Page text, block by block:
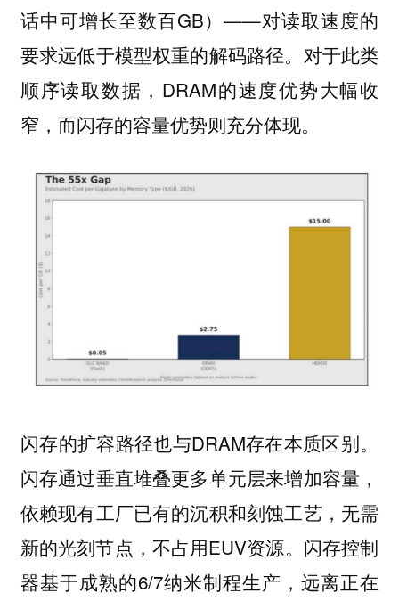
话中可增长至数百GB）——对读取速度的
要求远低于模型权重的解码路径。对于此类
顺序读取数据，DRAM的速度优势大幅收
窄，而闪存的容量优势则充分体现。
闪存的扩容路径也与DRAM存在本质区别。
闪存通过垂直堆叠更多单元层来增加容量，
依赖现有工厂已有的沉积和刻蚀工艺，无需
新的光刻节点，不占用EUV资源。闪存控制
器基于成熟的6/7纳米制程生产，远离正在